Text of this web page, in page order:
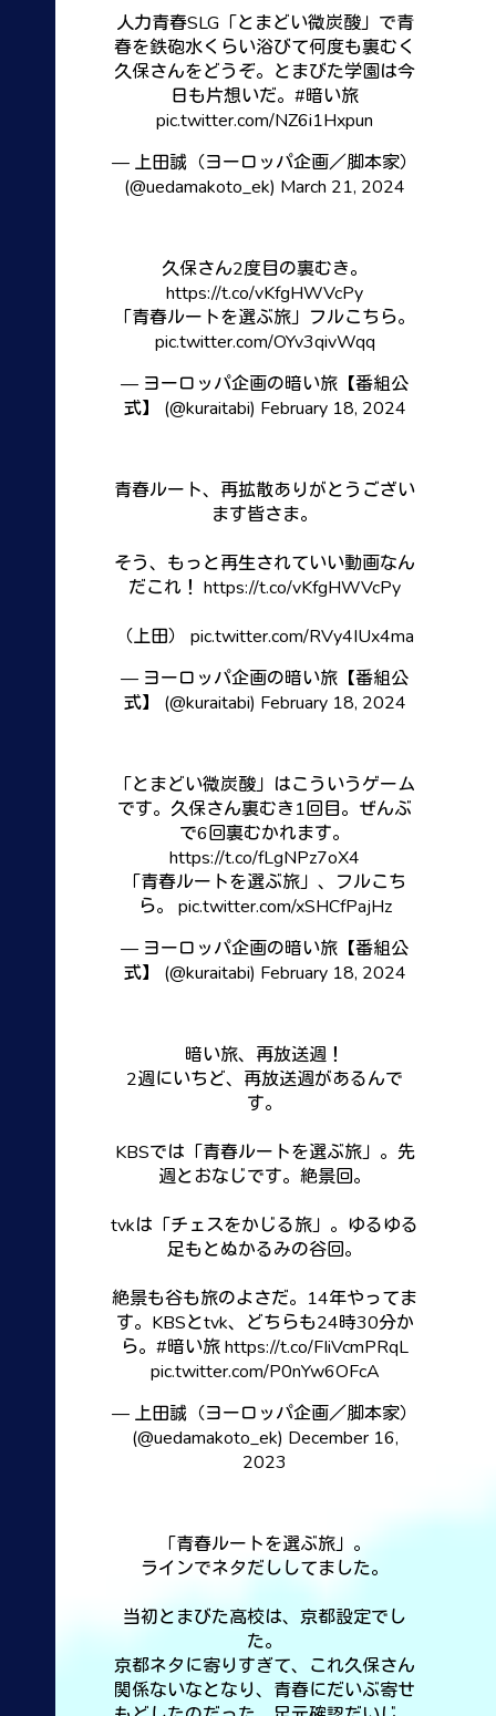
人力青春SLG「とまどい微炭酸」で青
春を鉄砲水くらい浴びて何度も裏むく
久保さんをどうぞ。とまびた学園は今
日も片想いだ。#暗い旅
pic.twitter.com/NZ6i1Hxpun
— 上田誠（ヨーロッパ企画／脚本家）
(@uedamakoto_ek) March 21, 2024
久保さん2度目の裏むき。
https://t.co/vKfgHWVcPy
「青春ルートを選ぶ旅」フルこちら。
pic.twitter.com/OYv3qivWqq
— ヨーロッパ企画の暗い旅【番組公
式】 (@kuraitabi) February 18, 2024
青春ルート、再拡散ありがとうござい
ます皆さま。
そう、もっと再生されていい動画なん
だこれ！https://t.co/vKfgHWVcPy
（上田）pic.twitter.com/RVy4IUx4ma
— ヨーロッパ企画の暗い旅【番組公
式】 (@kuraitabi) February 18, 2024
「とまどい微炭酸」はこういうゲーム
です。久保さん裏むき1回目。ぜんぶ
で6回裏むかれます。
https://t.co/fLgNPz7oX4
「青春ルートを選ぶ旅」、フルこち
ら。 pic.twitter.com/xSHCfPajHz
— ヨーロッパ企画の暗い旅【番組公
式】 (@kuraitabi) February 18, 2024
暗い旅、再放送週！
2週にいちど、再放送週があるんで
す。
KBSでは「青春ルートを選ぶ旅」。先
週とおなじです。絶景回。
tvkは「チェスをかじる旅」。ゆるゆる
足もとぬかるみの谷回。
絶景も谷も旅のよさだ。14年やってま
す。KBSとtvk、どちらも24時30分か
ら。#暗い旅https://t.co/FIiVcmPRqL
pic.twitter.com/P0nYw6OFcA
— 上田誠（ヨーロッパ企画／脚本家）
(@uedamakoto_ek) December 16,
2023
「青春ルートを選ぶ旅」。
ラインでネタだししてました。
当初とまびた高校は、京都設定でし
た。
京都ネタに寄りすぎて、これ久保さん
関係ないなとなり、青春にだいぶ寄せ